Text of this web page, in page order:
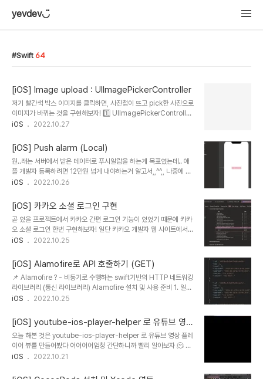
yevdev◡̈
Swift 64
[iOS] Image upload : UIImagePickerController
저기 빨간색 박스 이미지를 클릭하면, 사진첩이 뜨고 pick한 사진으로
이미지가 바뀌는 것을 구현해보자! 1️⃣ UIImagePickerController
객체 만들기 2️⃣ imagePicker 속성을 정의한 메소드 3️⃣
행될 Action 메소드 5️⃣ imageView 클릭이 가능하도록 설정 1️⃣
UIImagePickerController 객체 만들기 - 전역변수로 만들어주
기! let imagePicker = UIImagePickerController() 2️⃣
imagePicker 속성을 정의한 메소드 func imageUpload() {
self.imagePicker.sourceType = .photoLibra..
iOS 2022.10.27
[iOS] Push alarm (Local)
원..래는 서버에서 받은 데이터로 푸시알람을 하는게 목표였는데.. 애
플 개발자 등록하려면 12만원 넘게 내야하는거 알고서,,^^,, 나중에 프
로젝트 시작할때 팀원들에게 얘기하고 결제하려고..^6^ 아쉬운대로
구성 2️⃣ UNUserNotificationCenter 싱글톤 객체 3️⃣ 사용자에
게 알림 권한 요청하는 메소드 구현 4️⃣ 푸시 알림 전송 메소드 구현
5️⃣ Delegate 설정 1️⃣ Storyboard 구성 2️⃣
UNUserNotificationCenter 싱글톤 객체 📌
UNUserNotificationCenter - Push 알람을 다루는 객체 - 해당
iOS 2022.10.26
[iOS] 카카오 소셜 로그인 구현
곧 있을 프로젝트에서 카카오 간편 로그인 기능이 있었기 때문에 카카
오 소셜 로그인 한번 구현해보자! 일단 카카오 개발자 웹 사이트에서
기본 설정들을 많이 해줘야하는데,
API를 활용하여 다양한 어플리케이션을 개발해보세요. 카카오 로그
인, 메시지 보내기, 친구 API, 인공지능 API 등을 제공합니다.
developers.kakao.com 여기로 들어가서 설정을 해보자! (설정
방법은 구글링하면 진짜 많이 나오고 많은 분들이 정리를 잘해두었기
에 이부분은 생략) 내 포스팅에서 주로 다룰 내용은, 1️⃣ SDK 설치 2️⃣
인 메소드..
iOS 2022.10.25
[iOS] Alamofire로 API 호출하기 (GET)
📌 Alamofire ? - 비동기로 수행하는 swift기반의 HTTP 네트워킹
라이브러리 (통신 라이브러리) Alamofire 설치 및 사용 준비 1. 일단
CocoaPod 설치 2. Alamofire 라이브러리 설치 pod
가지고 올 데이터 List GET 메서드 작성 방법 1. url : API 주고 2.
method : 통신방식 3. parameters : post 통신시 필요 4.
encoding : URL이기 때문에, URLEncoding 5. headers :
json 형식으로 받게끔 6. validate : 확인코드 7. responseJSON
: 데이터 받는 부분 import Alamof..
iOS 2022.10.25
[iOS] youtube-ios-player-helper 로 유튜브 영상
플레이어 뷰 만들기
오늘 해본 것은 youtube-ios-player-helper 로 유튜브 영상 플레
이어 뷰를 만들어봤다 어어어어엄청 간단하니까 빨리 알아보자 🫠 1️⃣
CocoaPods를 사용해서 youtube_ios_player_helper 설치 -
'youtube-ios-player-helper' ↑ podfile에 작성 2️⃣ Player
iOS 2022.10.21